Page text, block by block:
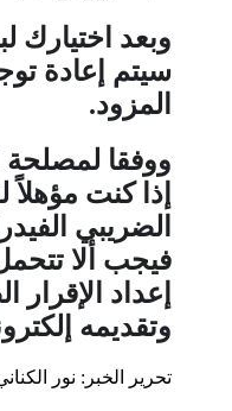
وبعد اختيارك
سيتم إعادة
المزود.
ووفقا لمصلحة
إذا كنت مؤهلاً
الضريبي
فيجب ألا
إعداد الإقرار
وتقديمه
تحرير الخبر: نور